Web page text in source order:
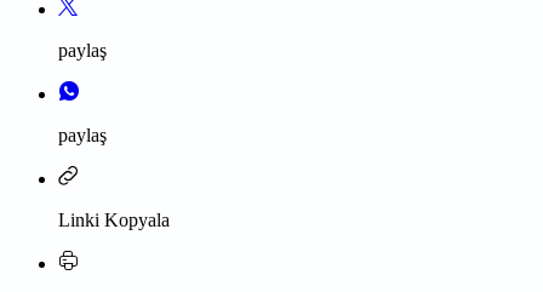
paylaş
paylaş
Linki Kopyala